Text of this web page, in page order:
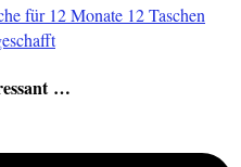
für 12 Monate 12 Taschen
…